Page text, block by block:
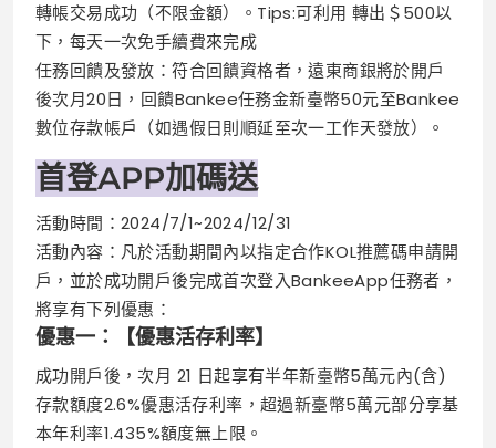
轉帳交易成功（不限⾦額）。Tips:可利⽤ 轉出＄500以
下，每天⼀次免⼿續費來完成
任務回饋及發放：符合回饋資格者，遠東商銀將於開⼾
後次⽉20⽇，回饋Bankee任務⾦新臺幣50元⾄Bankee
數位存款帳⼾（如遇假⽇則順延⾄次⼀⼯作天發放）。
⾸登APP加碼送
活動時間：2024/7/1~2024/12/31
活動內容：凡於活動期間內以指定合作KOL推薦碼申請開
⼾，並於成功開⼾後完成⾸次登⼊BankeeApp任務者，
將享有下列優惠：
優惠⼀：【優惠活存利率】
成功開⼾後，次⽉ 21 ⽇起享有半年新臺幣5萬元內(含)
存款額度2.6%優惠活存利率，超過新臺幣5萬元部分享基
本年利率1.435%額度無上限。